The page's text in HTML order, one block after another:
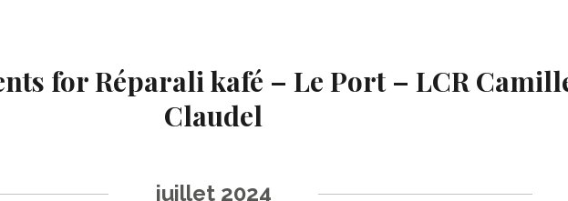
for Réparali kafé – Le Port – LCR
Claudel
juillet 2024